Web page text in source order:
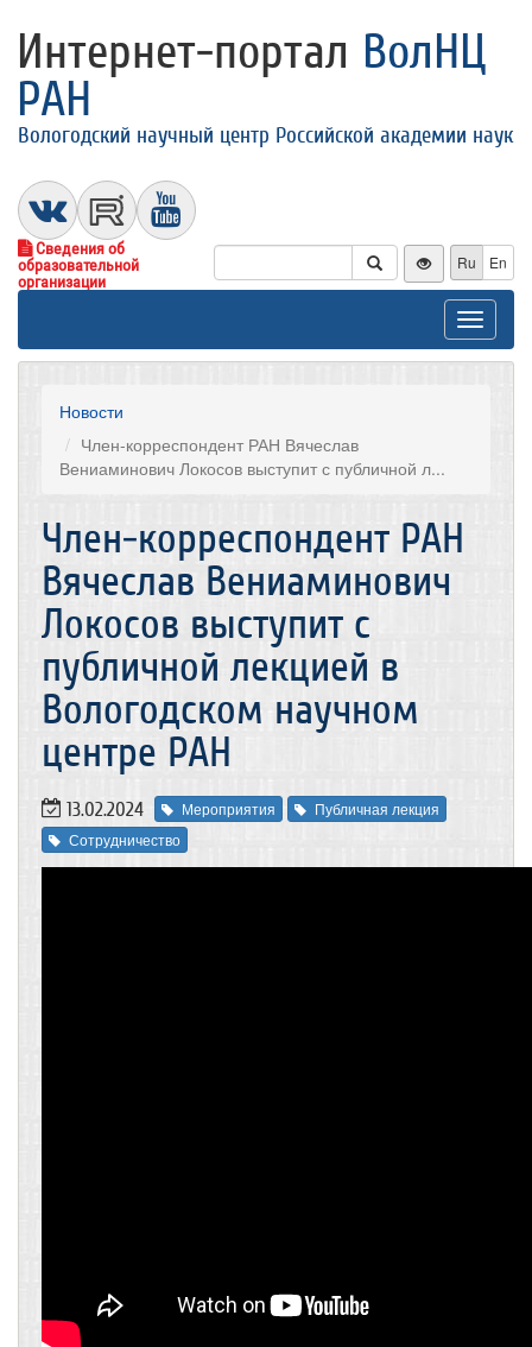
Интернет-портал ВолНЦ
РАН
Вологодский научный центр Российской академии наук
Сведения об
образовательной
организации
Ru En
Toggle
Новости
Член-корреспондент РАН Вячеслав
Вениаминович Локосов выступит с публичной л...
Член-корреспондент РАН
Вячеслав Вениаминович
Локосов выступит с
публичной лекцией в
Вологодском научном
центре РАН
13.02.2024 Мероприятия
Публичная лекция
Сотрудничество